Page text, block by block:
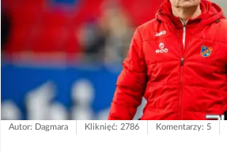
Autor: Dagmara Kliknięć: 2786 Komentarzy: 5